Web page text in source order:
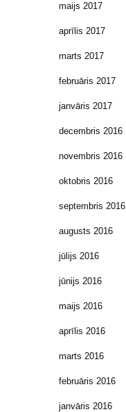
maijs 2017
aprīlis 2017
marts 2017
februāris 2017
janvāris 2017
decembris 2016
novembris 2016
oktobris 2016
septembris 2016
augusts 2016
jūlijs 2016
jūnijs 2016
maijs 2016
aprīlis 2016
marts 2016
februāris 2016
janvāris 2016